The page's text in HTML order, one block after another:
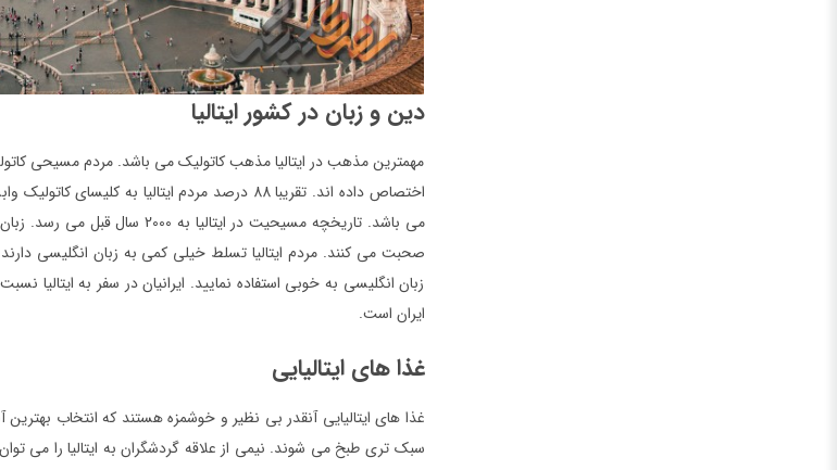
دین و زبان در کشور ایتالیا
مهمترین مذهب در ایتالیا مذهب کاتولیک می باشد. مردم مسیحی
اختصاص داده اند. تقریبا 88 درصد مردم
صحبت می کنند. مردم ایتالیا تسلط خیلی کمی به زبان انگلیسی دارند
زبان انگلیسی به خوبی استفاده نمایید. ایرانیان در سفر به
ایران است.
غذا های ایتالیایی
غذا های ایتالیایی آنقدر بی نظیر و خوشمزه هستند که انتخاب
سبک تری طبخ می شوند. نیمی از علاقه گردشگران به ایتالیا را می